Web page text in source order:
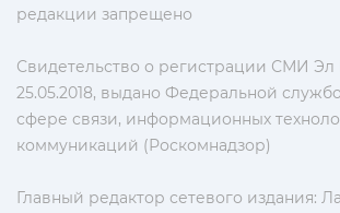
редакции запрещено
Свидетельство о регистрации СМИ
25.05.2018, выдано Федеральной
сфере связи, информационных
коммуникаций (Роскомнадзор)
Главный редактор сетевого издания: